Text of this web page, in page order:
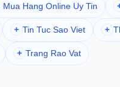
Mua Hang Online Uy Tin
+ Tin Tuc Sao Viet +
+ Trang Rao Vat